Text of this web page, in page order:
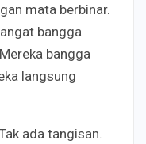
mata berbinar.
bangga
bangga
langsung
ada tangisan.